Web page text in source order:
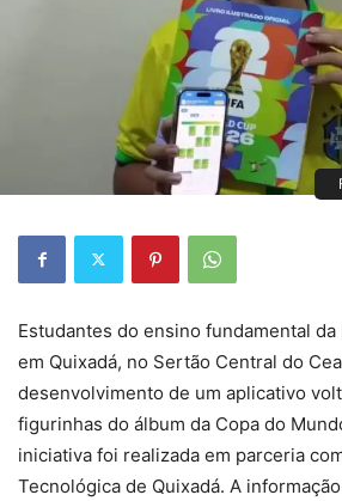
Estudantes do ensino fundamental da
em Quixadá, no Sertão Central do
desenvolvimento de um aplicativo
figurinhas do álbum da Copa do
iniciativa foi realizada em parceria
Tecnológica de Quixadá. A